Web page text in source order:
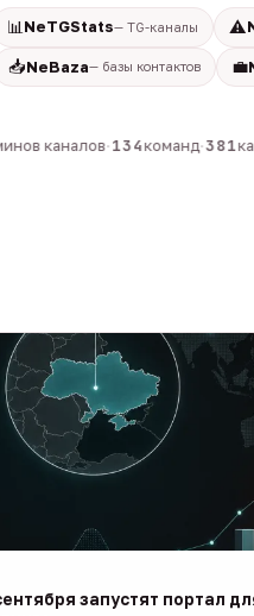
📊 NeTGStats— TG-каналы ⚠️
📥NeBaza— базы контактов 💼
каналов·134команд·381
запустят портал